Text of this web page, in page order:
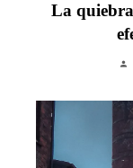
La quiebra